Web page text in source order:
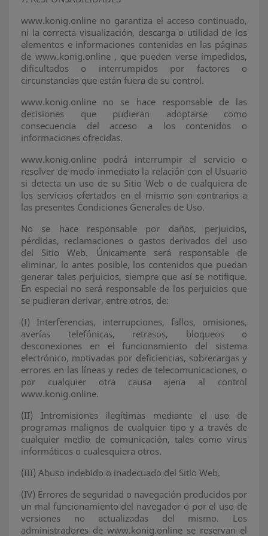
www.konig.online no garantiza el acceso continuado,
ni la correcta visualización, descarga o utilidad de los
elementos e informaciones contenidas en las páginas
de www.konig.online , que pueden verse impedidos,
dificultados o interrumpidos por factores o
circunstancias que están fuera de su control.
www.konig.online no se hace responsable de las
decisiones que pudieran adoptarse como
consecuencia del acceso a los contenidos o
informaciones ofrecidas.
www.konig.online podrá interrumpir el servicio o
resolver de modo inmediato la relación con el Usuario
si detecta un uso de su Sitio Web o de cualquiera de
los servicios ofertados en el mismo son contrarios a
las presentes Condiciones Generales de Uso.
No se hace responsable por daños, perjuicios,
pérdidas, reclamaciones o gastos derivados del uso
del Sitio Web. Únicamente será responsable de
eliminar, lo antes posible, los contenidos que puedan
generar tales perjuicios, siempre que así se notifique.
En especial no será responsable de los perjuicios que
se pudieran derivar, entre otros, de:
(I)
Interferencias, interrupciones, fallos, omisiones,
averías telefónicas, retrasos, bloqueos o
desconexiones en el funcionamiento del sistema
electrónico, motivadas por deficiencias, sobrecargas y
errores en las líneas y redes de telecomunicaciones, o
por cualquier otra causa ajena al control
www.konig.online.
(II)
Intromisiones ilegítimas mediante el uso de
programas malignos de cualquier tipo y a través de
cualquier medio de comunicación, tales como virus
informáticos o cualesquiera otros.
(III) Abuso indebido o inadecuado del Sitio Web.
(IV) Errores de seguridad o navegación producidos por
un mal funcionamiento del navegador o por el uso de
versiones no actualizadas del mismo. Los
administradores de www.konig.online se reservan el